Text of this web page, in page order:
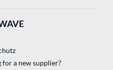
for a new supplier?